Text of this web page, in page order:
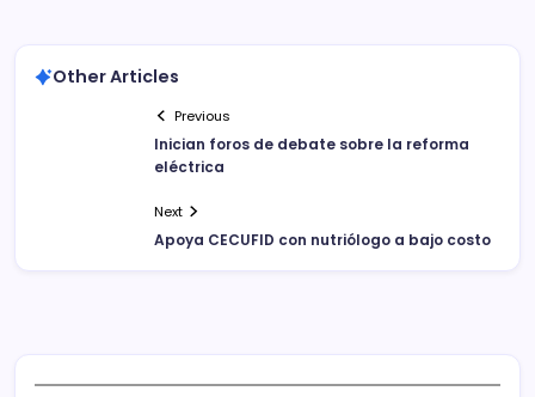
Other Articles
Previous
Inician foros de debate sobre la reforma
eléctrica
Next
Apoya CECUFID con nutriólogo a bajo costo